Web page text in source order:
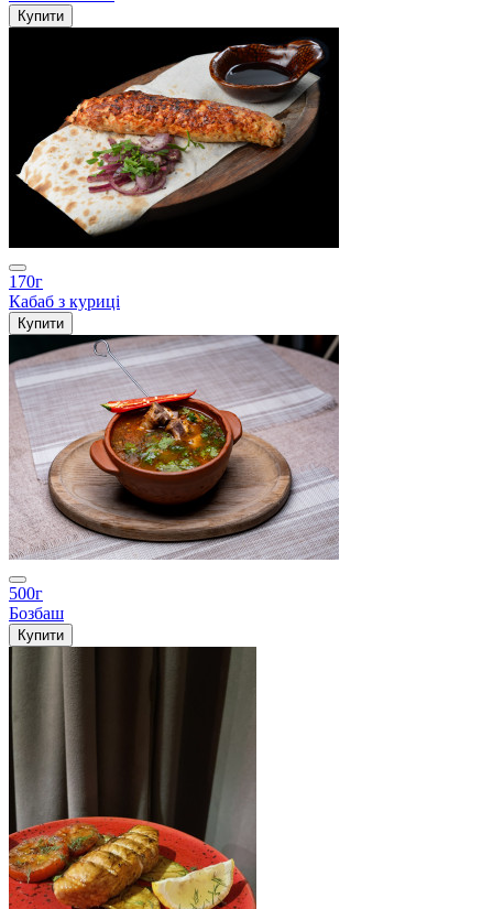
Купити
170г
Кабаб з куриці
Купити
500г
Бозбаш
Купити